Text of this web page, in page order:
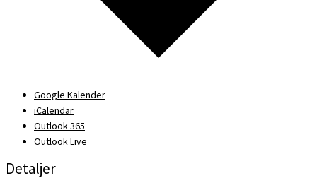
Google Kalender
iCalendar
Outlook 365
Outlook Live
Detaljer